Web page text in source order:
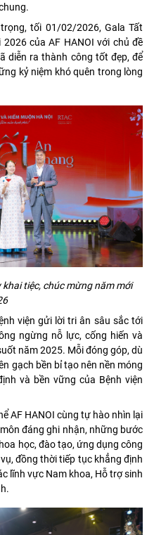
tối 01/02/2026, Gala Tất
của AF HANOI với chủ đề
diễn ra thành công tốt đẹp, để
kỷ niệm khó quên trong lòng
tiệc, chúc mừng năm mới
viện gửi lời tri ân sâu sắc tới
ngừng nỗ lực, cống hiến và
năm 2025. Mỗi đóng góp, dù
gạch bền bỉ tạo nên nền móng
và bền vững của Bệnh viện
AF HANOI cùng tự hào nhìn lại
đáng ghi nhận, những bước
học, đào tạo, ứng dụng công
đồng thời tiếp tục khẳng định
lĩnh vực Nam khoa, Hỗ trợ sinh